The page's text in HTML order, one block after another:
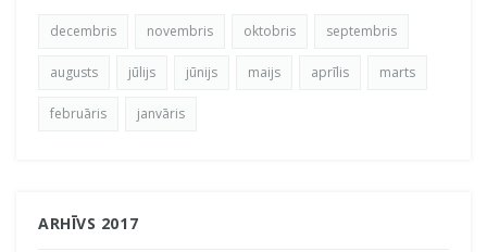
decembris novembris oktobris septembris
augusts jūlijs jūnijs maijs aprīlis marts
februāris janvāris
ARHĪVS 2017